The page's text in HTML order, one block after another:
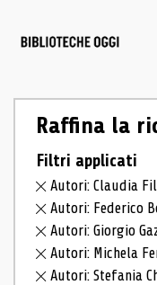
Raffina la
Filtri applicati
Autori: Claudia
Autori: Federico
Autori: Giorgio
Autori: Michela
Autori: Stefania